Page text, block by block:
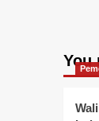
You